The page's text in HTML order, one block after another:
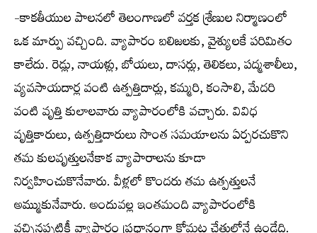
-కాకతీయుల పాలనలో తెలంగాణలో వర్తక శ్రేణుల నిర్మాణంలో
ఒక మార్పు వచ్చింది. వ్యాపారం బలిజలకు, వైశ్యులకే పరిమితం
కాలేదు. రెడ్లు, నాయళ్లు, బోయలు, దాసర్లు, తెలికలు, పద్మశాలీలు,
వ్యవసాయదార్ల వంటి ఉత్పత్తిదార్లు, కమ్మరి, కంసాలి, మేదరి
వంటి వృత్తి కులాలవారు వ్యాపారంలోకి వచ్చారు. వివిధ
వృత్తికారులు, ఉత్పత్తిదారులు సొంత సమయాలను ఏర్పరచుకొని
తమ కులవృత్తులనేకాక వ్యాపారాలను కూడా
నిర్వహించుకొనేవారు. వీళ్లలో కొందరు తమ ఉత్పత్తులనే
అమ్ముకునేవారు. అందువల్ల ఇంతమంది వ్యాపారంలోకి